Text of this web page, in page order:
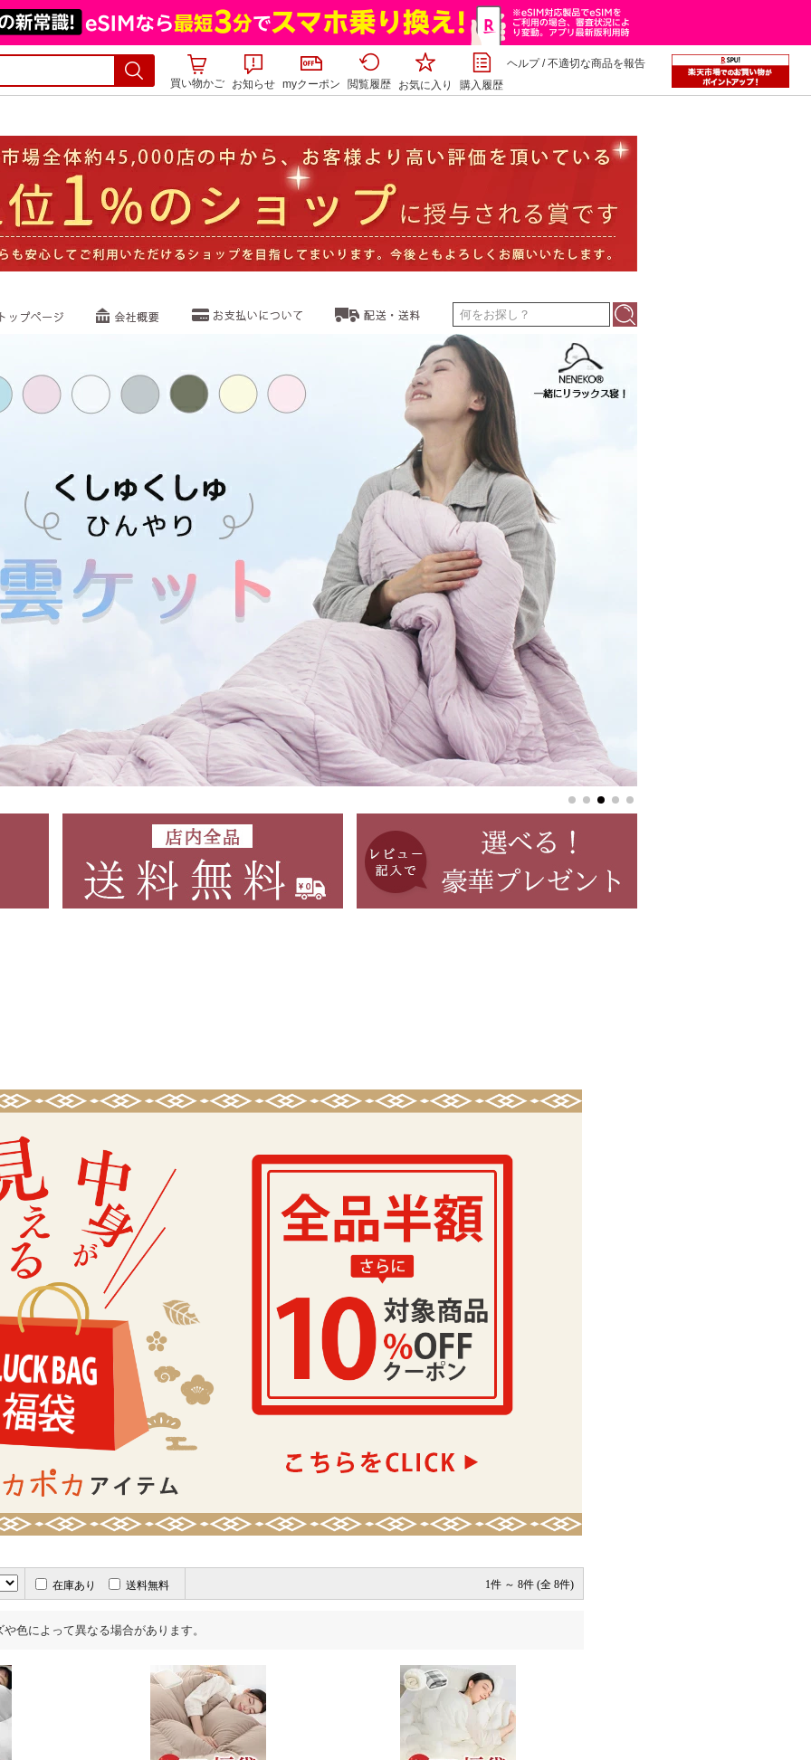
買い物かご お知らせ myクーポン 閲覧履歴 お気に入り 購入履歴
ヘルプ/不適切な商品を報告
在庫あり 送料無料 1件 ～ 8件 (全 8件)
色によって異なる場合があります。